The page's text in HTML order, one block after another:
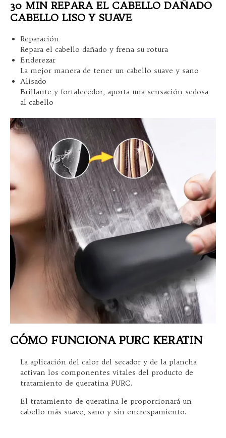
30 MIN REPARA EL CABELLO DAÑADO
CABELLO LISO Y SUAVE
Reparación
Repara el cabello dañado y frena su rotura
Enderezar
La mejor manera de tener un cabello suave y sano
Alisado
Brillante y fortalecedor, aporta una sensación sedosa
al cabello
CÓMO FUNCIONA PURC KERATIN
La aplicación del calor del secador y de la plancha
activan los componentes vitales del producto de
tratamiento de queratina PURC.
El tratamiento de queratina le proporcionará un
cabello más suave, sano y sin encrespamiento.